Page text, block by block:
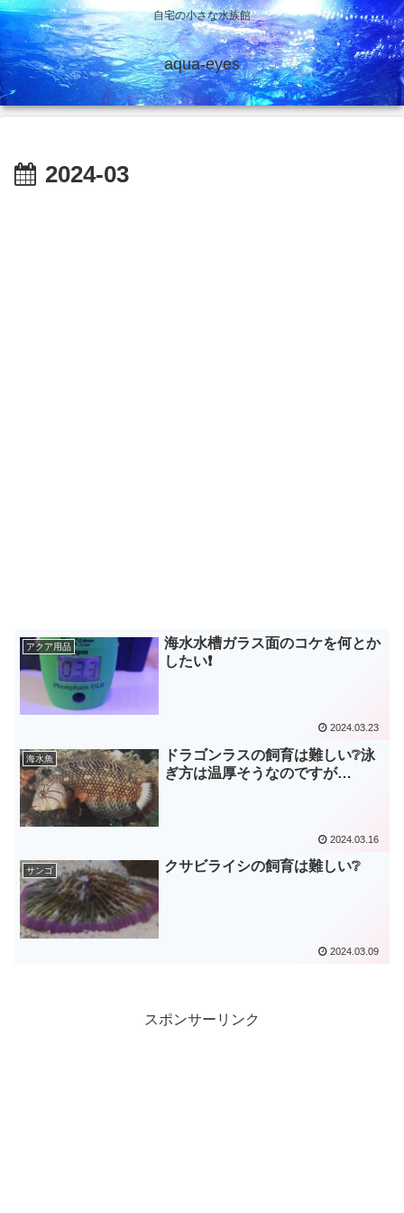
自宅の小さな水族館
aqua-eyes
2024-03
アクア用品
海水水槽ガラス面のコケを何とか
したい❗
2024.03.23
海水魚
ドラゴンラスの飼育は難しい❔泳
ぎ方は温厚そうなのですが…
2024.03.16
サンゴ クサビライシの飼育は難しい❔
2024.03.09
スポンサーリンク